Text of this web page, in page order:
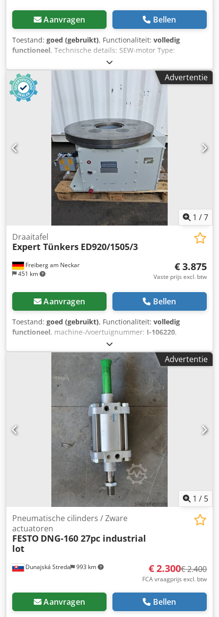
Aanvragen Bellen
Toestand: goed (gebruikt), Functionaliteit: volledig
functioneel, Technische details: SEW-motor Type:
DV100L4/BMG rpm: 1400 Dkjdpfx Afswrrvzover IP: 54 Hz: 50
400V AC Nm: 40 A: 11/6,3 kg: 36,6 De Expert-Tünkers-
draaitafel met de SEW DV100L4/BMG-motor is een
hoogwaardige oplossing voor nauwkeurige en
betrouwbare rotatiebewegingen in industriële
aandrijftechnologie met een robuust ontwerp voor een
stabiele en nauwkeurige regeling van de rotatieposities.
Het is ideaal voor gebruik in geautomatiseerde
productieprocessen waar precisie en duurzaamheid
Advertentie
1 /7
Freiberg am Neckar
451 km
Draaitafel
Expert Tünkers ED920/1505/3
€ 3.875
Vaste prijs excl. btw
Aanvragen Bellen
Toestand: goed (gebruikt), Functionaliteit: volledig
functioneel, machine-/voertuignummer: I-106220,
, De Expert-Tünkers ED 920/1505/3
draaitafel is een betrouwbare en nauwkeurige oplossing
voor automatische draaibewegingen in industriële
toepassingen. Dankzij de robuuste constructie en het
geavanceerde ontwerp is een stabiele en nauwkeurige
regeling van rotatieprocessen mogelijk, waardoor deze
ideaal is voor gebruik in veeleisende
productieomgevingen. De draaitafel overtuigt door de
eenvoudige integratie in bestaande systemen, het
onderhoudsarme ontwerp en de hoge prestaties.
Djdpfjwrrx Asx Afvjkr
Advertentie
1 / 5
Dunajská Streda 993 km
Pneumatische cilinders / Zware
actuatoren
FESTO DNG-160 27pc industrial
lot
€ 2.300€ 2.400
FCA vraagprijs excl. btw
Aanvragen Bellen